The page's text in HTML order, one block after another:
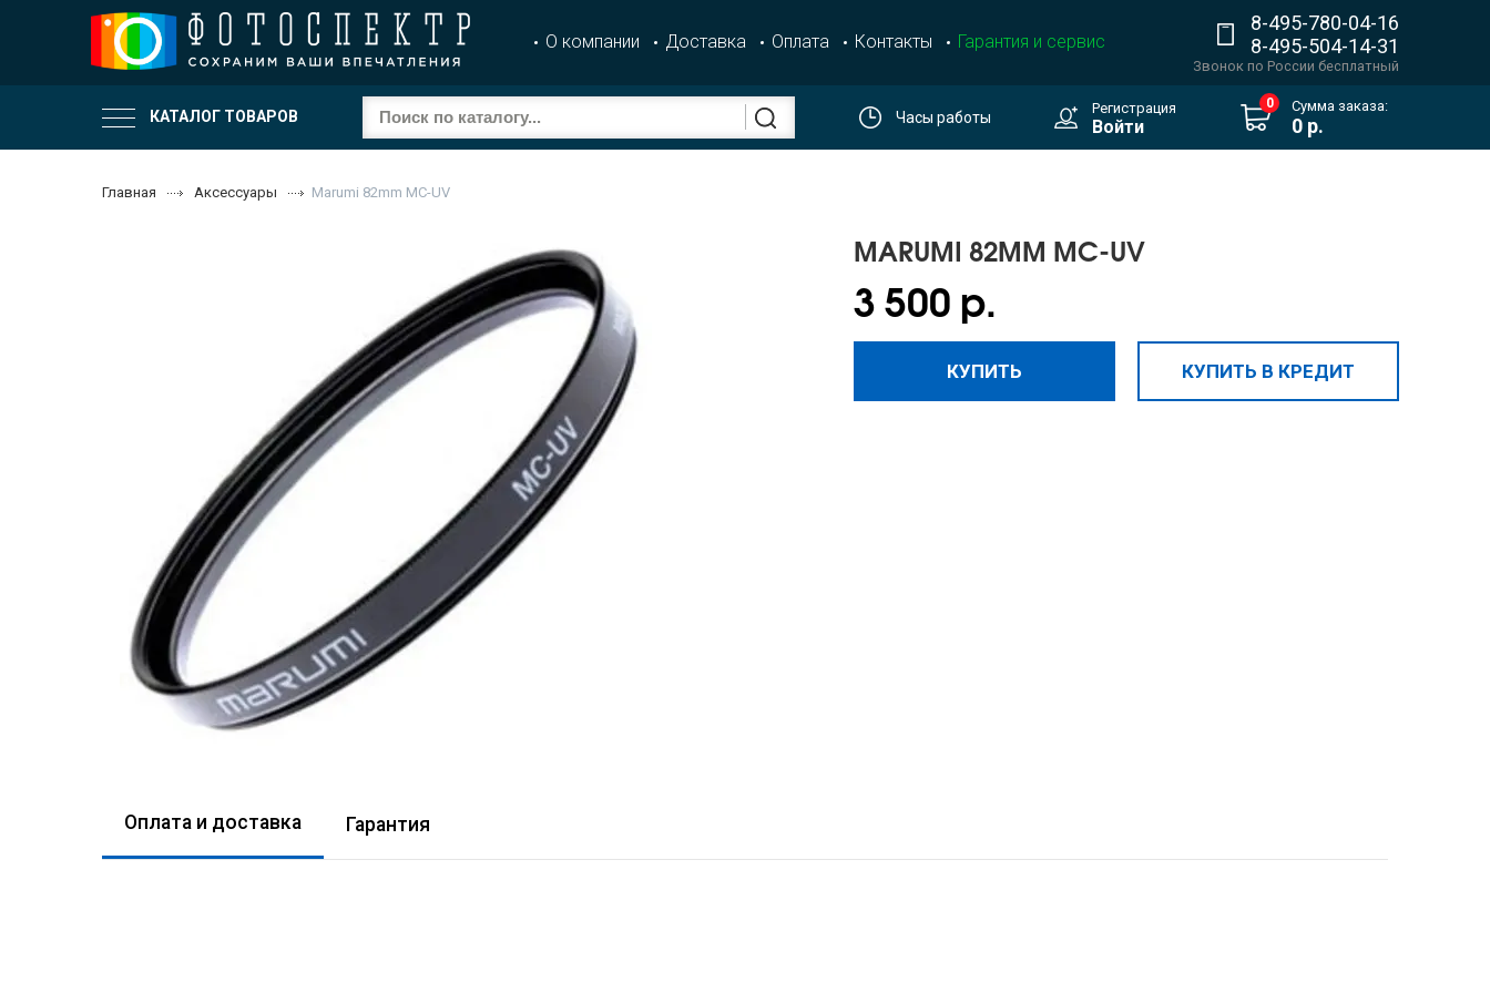
О компании Доставка Оплата Контакты Гарантия и сервис
8-495-780-04-16
8-495-504-14-31
Звонок по России бесплатный
КАТАЛОГ ТОВАРОВ Часы работы
Регистрация
Войти
0 Сумма заказа:
0 р.
Главная Аксессуары Marumi 82mm MC-UV
MARUMI 82MM MC-UV
3 500 р.
КУПИТЬ КУПИТЬ В КРЕДИТ
Оплата и доставка Гарантия